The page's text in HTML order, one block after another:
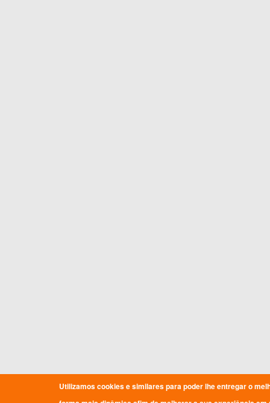
Utilizamos cookies e similares para poder lhe entregar o